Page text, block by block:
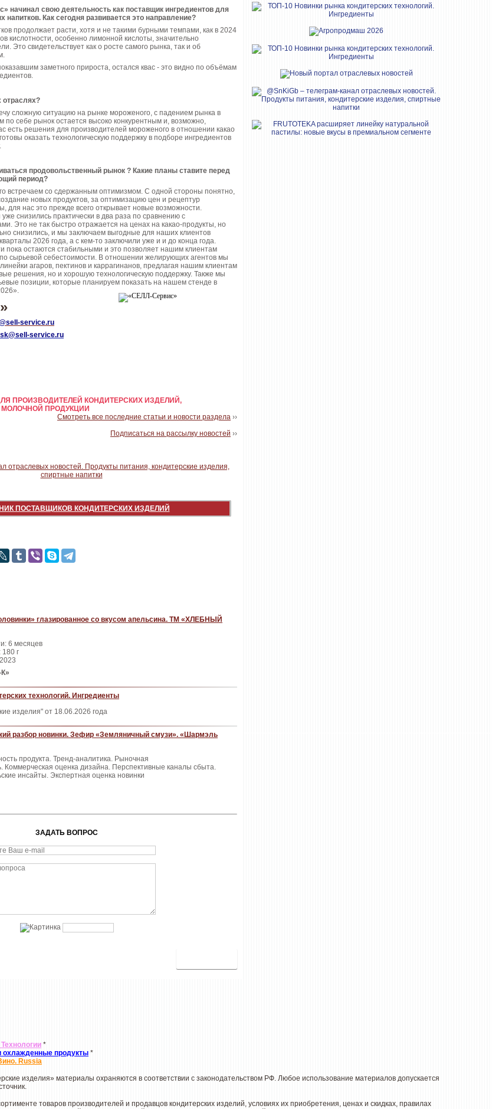
начинал свою деятельность как поставщик ингредиентов для
напитков. Как сегодня разви­вается это направление?
продолжает расти, хотя и не такими бурными тем­пами, как в 2024
кислотности, особенно лимонной кис­лоты, значительно
Это свидетельствует как о росте самого рынка, так и об
заметного прироста, остался квас - это видно по объёмам
отраслях?
сложную ситуацию на рынке мороженого, с падением рынка в
себе рынок остается высоко конкурентным и, возможно,
есть решения для производителей мороженого в отношении какао
оказать технологическую под­держку в подборе ингредиентов
продовольственный рынок ? Какие планы ставите перед
период?
встречаем со сдержанным оптимизмом. С одной сто­роны понятно,
новых продуктов, за оптимизацию цен и рецептур
для нас это прежде всего открывает но­вые возможности.
снизились практически в два раза по сравнению с
Это не так быстро отражается на ценах на какао-продукты, но
снизились, и мы заключаем выгодные для наших клиентов
2026 года, а с кем-то заклю­чили уже и и до конца года.
пока остаются стабильными и это позволяет нашим клиентам
сырьевой себестоимо­сти. В отношении желирующих агентов мы
агаров, пектинов и каррагинанов, предлагая нашим клиентам
решения, но и хорошую технологическую поддержку. Также мы
позиции, которые планируем показать на нашем стенде в
service.ru
service.ru
ПРОИЗВОДИТЕЛЕЙ КОНДИТЕРСКИХ ИЗДЕЛИЙ,
ПРОДУКЦИИ
Смотреть все последние статьи и новости раздела ››
Подписаться на рассылку новостей ››
ПОСТАВЩИКОВ КОНДИТЕРСКИХ ИЗДЕЛИЙ
глазированное со вкусом апельсина. ТМ «ХЛЕБНЫЙ
6 месяцев
180 г
технологий. Ингредиенты
изделия" от 18.06.2026 года
разбор новинки. Зефир «Земляничный смузи». «Шармэль
продукта. Тренд-аналитика. Рыночная
Коммерческая оценка дизайна. Перспективные каналы сбыта.
инсайты. Экспертная оценка новинки
ЗАДАТЬ ВОПРОС
*
охлажденные продукты *
Russia
изделия» материалы охраняются в соответствии с законодательством РФ. Любое использование материалов допускается
товаров производителей и продавцов кондитерских изделий, условиях их приобретения, ценах и скидках, правилах